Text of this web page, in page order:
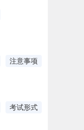
注意事项
考试形式